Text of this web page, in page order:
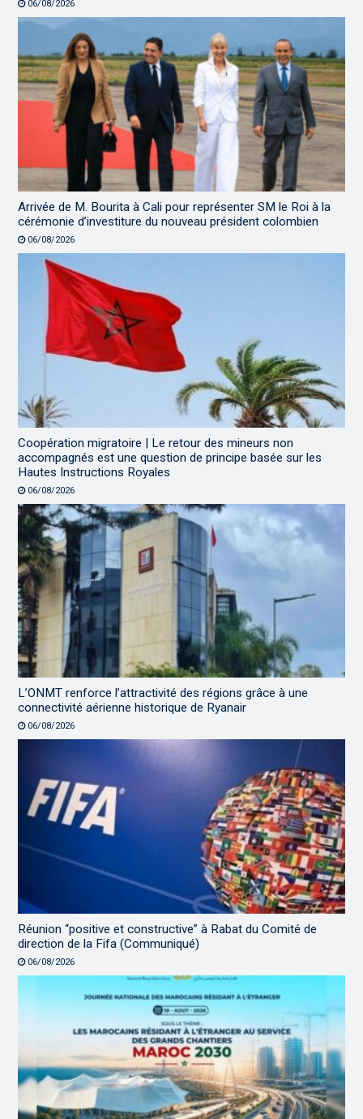
06/08/2026
Arrivée de M. Bourita à Cali pour représenter SM le Roi à la
cérémonie d’investiture du nouveau président colombien
06/08/2026
Coopération migratoire | Le retour des mineurs non
accompagnés est une question de principe basée sur les
Hautes Instructions Royales
06/08/2026
L’ONMT renforce l’attractivité des régions grâce à une
connectivité aérienne historique de Ryanair
06/08/2026
Réunion “positive et constructive” à Rabat du Comité de
direction de la Fifa (Communiqué)
06/08/2026